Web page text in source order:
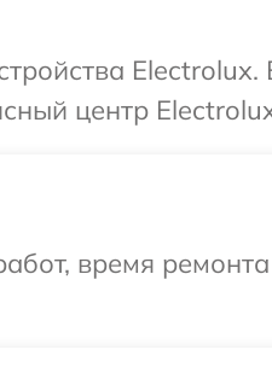
Electrolux.
центр
время